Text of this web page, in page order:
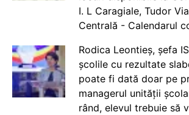
I. L Caragiale, Tudor
Centrală - Calendarul
Rodica Leontieș, șefa
școlile cu rezultate
poate fi dată doar pe
managerul unității
rând, elevul trebuie să